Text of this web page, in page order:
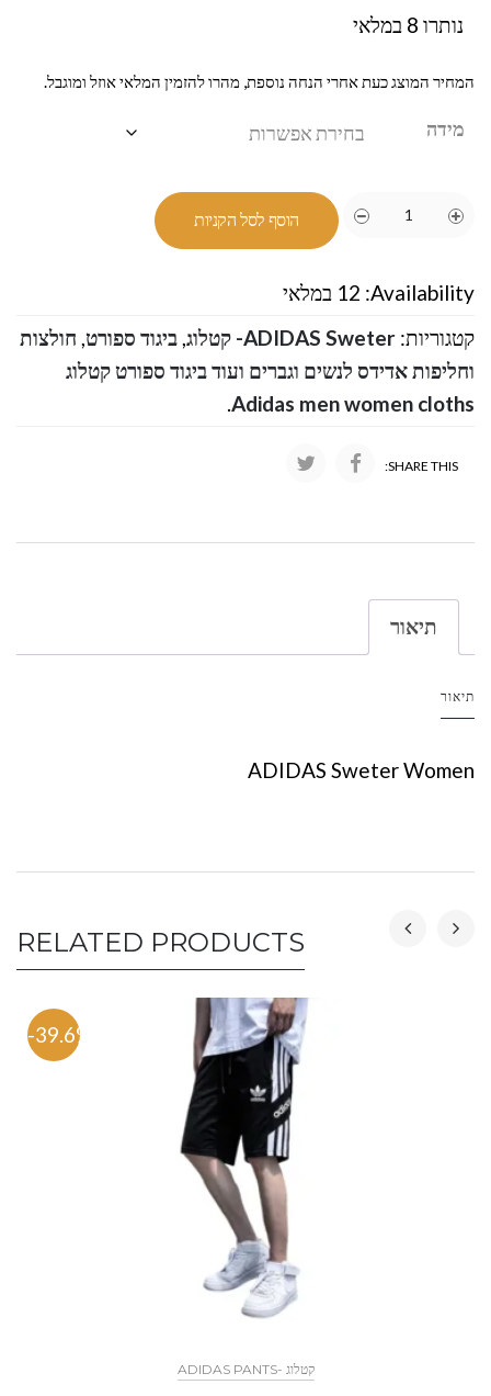
נותרו 8 במלאי
המחיר המוצג כעת אחרי הנחה נוספת, מהרו להזמין המלאי אוזל ומוגבל.
מידה
הוסף לסל הקניות
Availability: 12 במלאי
קטגוריות: ADIDAS Sweter- קטלוג ביגוד ספורט חולצות
וחליפות אדידס לנשים וגברים ועוד ביגוד ספורט קטלוג
Adidas men women cloths
SHARE THIS:
תיאור
תיאור
ADIDAS Sweter Women
RELATED PRODUCTS
-39.6%
ADIDAS PANTS- קטלוג